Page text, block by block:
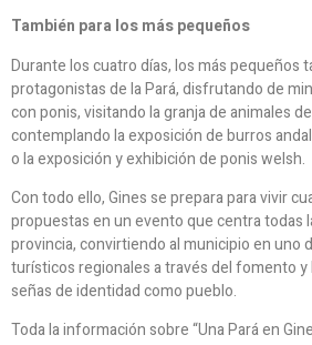
También para los más pequeños
Durante los cuatro días, los más pequeños
protagonistas de la Pará, disfrutando de
con ponis, visitando la granja de animales
contemplando la exposición de burros
o la exposición y exhibición de ponis welsh.
Con todo ello, Gines se prepara para vivir
propuestas en un evento que centra todas
provincia, convirtiendo al municipio en uno
turísticos regionales a través del fomento y
señas de identidad como pueblo.
Toda la información sobre “Una Pará en